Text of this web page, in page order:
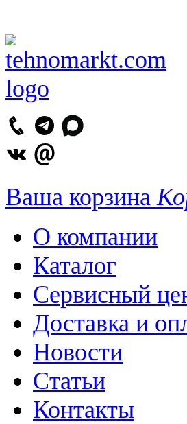
Ваша корзина
О компании
Каталог
Сервисный
Доставка и
Новости
Статьи
Контакты